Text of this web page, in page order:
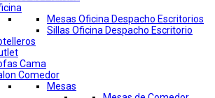
Mesas Oficina Despacho Escritorios
Sillas Oficina Despacho Escritorio
Cama
Comedor
Mesas